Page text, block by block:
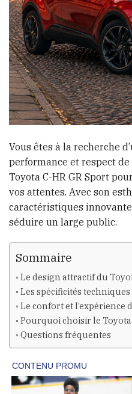
Vous êtes à la recherche
performance et respect de
Toyota C-HR GR Sport
vos attentes. Avec son
caractéristiques
séduire un large public.
Sommaire
Le design attractif du
Les spécificités techniques
Le confort et l’expérience
Pourquoi choisir le Toyota
Questions fréquentes